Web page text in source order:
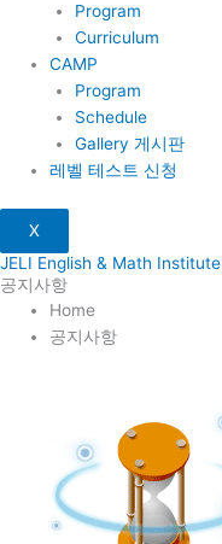
Program
Curriculum
CAMP
Program
Schedule
Gallery 게시판
레벨 테스트 신청
X
JELI English & Math Institute
공지사항
Home
공지사항